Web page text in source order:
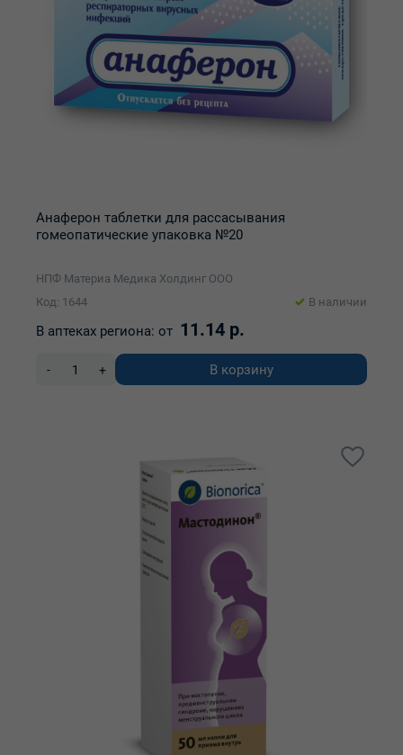
Анаферон таблетки для рассасывания
гомеопатические упаковка №20
НПФ Материа Медика Холдинг ООО
Код: 1644
В наличии
В аптеках региона: от 11.14 р.
- + В корзину